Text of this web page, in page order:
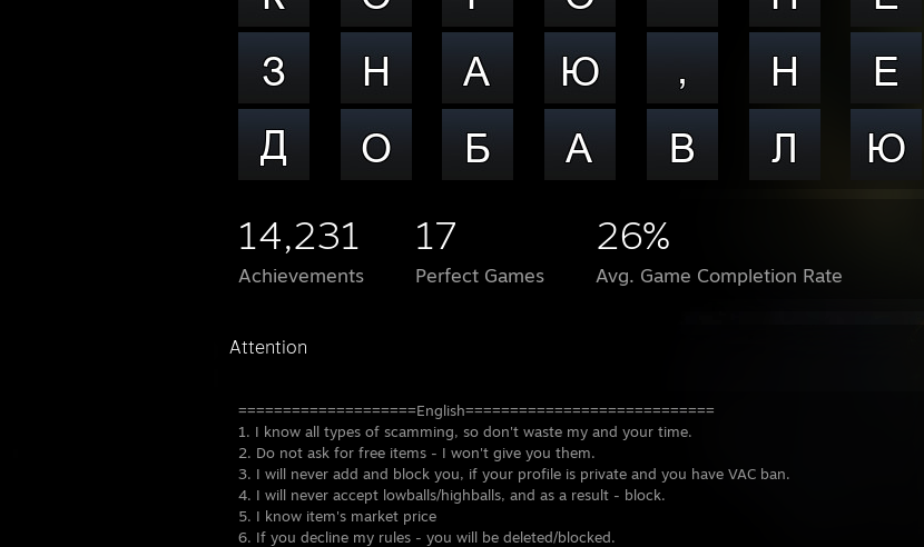
14,231
Achievements
17
Perfect Games
26%
Avg. Game Completion Rate
====================English============================
1. I know all types of scamming, so don't waste my and your time.
2. Do not ask for free items - I won't give you them.
3. I will never add and block you, if your profile is private and you have VAC ban.
4. I will never accept lowballs/highballs, and as a result - block.
5. I know item's market price
6. If you decline my rules - you will be deleted/blocked.